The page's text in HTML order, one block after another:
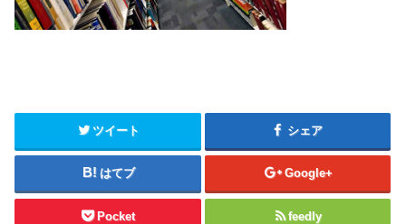
ツイート シェア
はてブ Google+
Pocket feedly